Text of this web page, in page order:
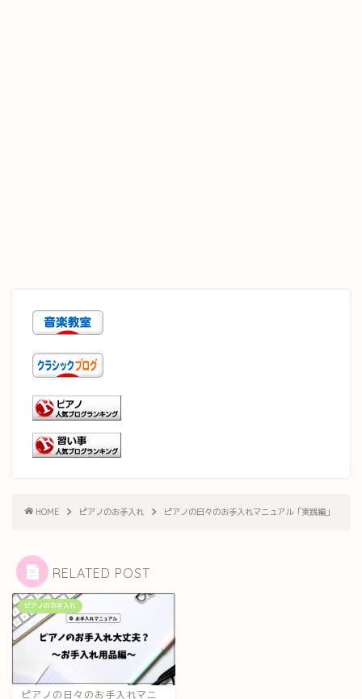
HOME ピアノのお手入れ ピアノの日々のお手入れマニュアル「実践編」
RELATED POST
ピアノのお手入れ
ピアノの日々のお手入れマニ